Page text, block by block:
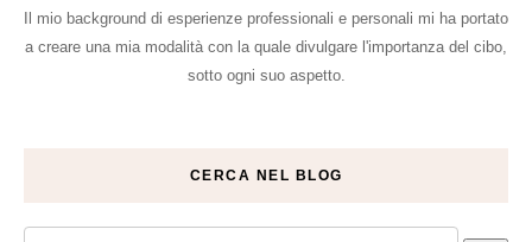
Il mio background di esperienze professionali e personali mi ha portato
a creare una mia modalità con la quale divulgare l'importanza del cibo,
sotto ogni suo aspetto.
CERCA NEL BLOG